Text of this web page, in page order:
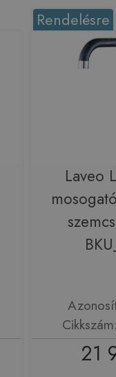
Rendelésre
Laveo
21